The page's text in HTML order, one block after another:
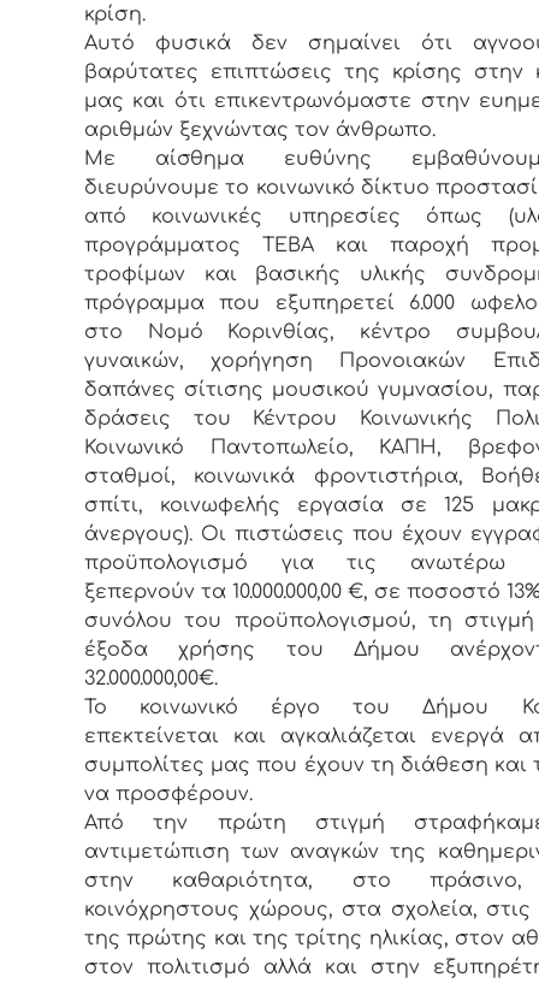
κρίση.
Αυτό φυσικά δεν σημαίνει ότι
βαρύτατες επιπτώσεις της κρίσης στην
μας και ότι επικεντρωνόμαστε στην
αριθμών ξεχνώντας τον άνθρωπο.
Με αίσθημα ευθύνης
διευρύνουμε το κοινωνικό δίκτυο
από κοινωνικές υπηρεσίες όπως
προγράμματος ΤΕΒΑ και παροχή
τροφίμων και βασικής υλικής
πρόγραμμα που εξυπηρετεί 6.000
στο Νομό Κορινθίας, κέντρο
γυναικών, χορήγηση Προνοιακών
δαπάνες σίτισης μουσικού γυμνασίου,
δράσεις του Κέντρου Κοινωνικής
Κοινωνικό Παντοπωλείο, ΚΑΠΗ,
σταθμοί, κοινωνικά φροντιστήρια,
σπίτι, κοινωφελής εργασία σε 125
άνεργους). Οι πιστώσεις που έχουν
προϋπολογισμό για τις ανωτέρω
ξεπερνούν τα 10.000.000,00 €, σε ποσοστό
συνόλου του προϋπολογισμού, τη
έξοδα χρήσης του Δήμου
32.000.000,00€.
Το κοινωνικό έργο του Δήμου
επεκτείνεται και αγκαλιάζεται ενεργά
συμπολίτες μας που έχουν τη διάθεση και
να προσφέρουν.
Από την πρώτη στιγμή
αντιμετώπιση των αναγκών της
στην καθαριότητα, στο
κοινόχρηστους χώρους, στα σχολεία, στις
της πρώτης και της τρίτης ηλικίας, στον
στον πολιτισμό αλλά και στην